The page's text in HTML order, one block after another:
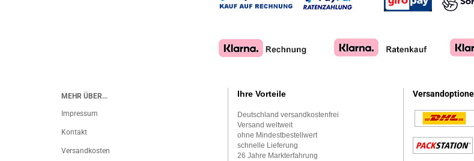
MEHR ÜBER...
Impressum
Kontakt
Versandkosten
Ihre Vorteile
Deutschland versandkostenfrei
Versand weltweit
ohne Mindestbestellwert
schnelle Lieferung
26 Jahre Markterfahrung